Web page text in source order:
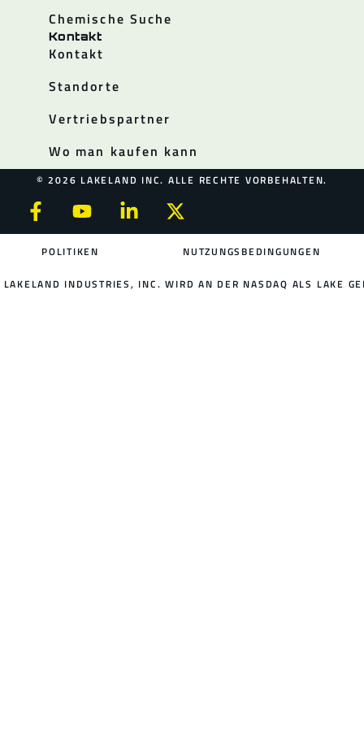
Chemische Suche
Kontakt
Kontakt
Standorte
Vertriebspartner
Wo man kaufen kann
© 2026 LAKELAND INC. ALLE RECHTE VORBEHALTEN.
POLITIKEN NUTZUNGSBEDINGUNGEN
LAKELAND INDUSTRIES, INC. WIRD AN DER NASDAQ ALS LAKE